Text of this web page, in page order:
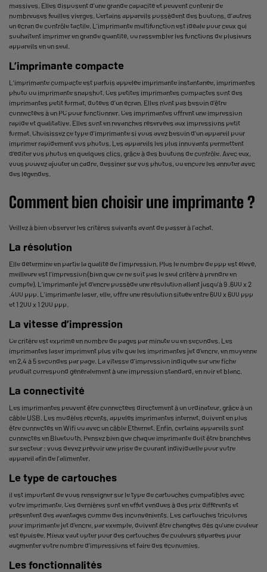
massives. Elles disposent d’une grande capacité et peuvent contenir de
nombreuses feuilles vierges. Certains appareils possèdent des boutons, d’autres
un écran de contrôle tactile. L’imprimante multifonction est idéale pour ceux qui
souhaitent imprimer en grande quantité, ou rassembler les fonctions de plusieurs
appareils en un seul.
L’imprimante compacte
L’imprimante compacte est parfois appelée imprimante instantanée, imprimantes
photo ou imprimante snapshot. Ces petites imprimantes compactes sont des
imprimantes petit format, dotées d’un écran. Elles n’ont pas besoin d’être
connectées à un PC pour fonctionner. Ces imprimantes offrent une impression
rapide et qualitative. Elles sont en revanches réservées aux impressions petit
format. Choisissez ce type d’imprimante si vous avez besoin d’un appareil pour
imprimer rapidement vos photos. Les appareils les plus innovants permettent
d’éditer vos photos en quelques clics, grâce à des boutons de contrôle. Avec eux,
vous pouvez ajouter un cadre, dessiner sur vos photos, ou encore les annoter avec
des légendes.
Comment bien choisir une imprimante ?
Veillez à bien observer les critères suivants avant de passer à l’achat.
La résolution
Elle détermine en partie la qualité de l’impression. Plus le nombre de ppp est élevé,
meilleure est l’impression (bien que ce ne soit pas le seul critère à prendre en
compte). L’imprimante jet d’encre possède une résolution allant jusqu’à 9 .600 x 2
.400 ppp. L’imprimante laser, elle, offre une résolution située entre 600 x 600 ppp
et 1 200 x 1 200 ppp.
La vitesse d’impression
Ce critère est exprimé en nombre de pages par minute ou en secondes. Les
imprimantes laser impriment plus vite que les imprimantes jet d’encre, en moyenne
en 2,4 à 5 secondes par page. La vitesse d’impression indiquée sur une fiche
produit correspond généralement à une impression standard, en noir et blanc.
La connectivité
Les imprimantes peuvent être connectées directement à un ordinateur, grâce à un
câble USB. Les modèles récents, appelés imprimantes internet, doivent en plus
être connectés en Wifi ou avec un câble Ethernet. Enfin, certains appareils sont
connectés en Bluetooth. Pensez bien que chaque imprimante doit être branchées
sur secteur : vous devez prévoir une prise de courant individuelle pour votre
appareil afin de l’alimenter.
Le type de cartouches
il est important de vous renseigner sur letype de cartouches compatibles avec
votre imprimante. Ces dernières sont en effet vendues à des prix différents et
présentent des avantages comme des inconvénients. Les cartouches tricolores
pour imprimante jet d’encre, par exemple, doivent être changées dès qu’une couleur
est épuisée. Mieux vaut opter pour des cartouches de couleurs séparées pour
augmenter votre nombre d’impressions et faire des économies.
Les fonctionnalités